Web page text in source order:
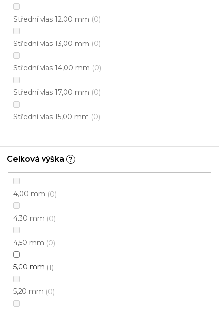
Střední vlas 12,00 mm 0
Střední vlas 13,00 mm 0
Střední vlas 14,00 mm 0
Střední vlas 17,00 mm 0
Střední vlas 15,00 mm 0
Celková výška ?
4,00 mm 0
4,30 mm 0
4,50 mm 0
5,00 mm 1
5,20 mm 0
Koberec metráž NICOSIA /filc 84
Skladem externě, odesíláme do 2-3 dnů
od512 Kč/ m2
5 m 4 m 3 m